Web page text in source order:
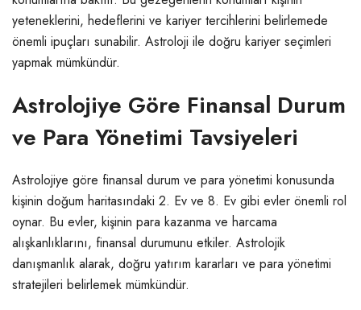
yeteneklerini, hedeflerini ve kariyer tercihlerini belirlemede
önemli ipuçları sunabilir. Astroloji ile doğru kariyer seçimleri
yapmak mümkündür.
Astrolojiye Göre Finansal Durum
ve Para Yönetimi Tavsiyeleri
Astrolojiye göre finansal durum ve para yönetimi konusunda
kişinin doğum haritasındaki 2. Ev ve 8. Ev gibi evler önemli rol
oynar. Bu evler, kişinin para kazanma ve harcama
alışkanlıklarını, finansal durumunu etkiler. Astrolojik
danışmanlık alarak, doğru yatırım kararları ve para yönetimi
stratejileri belirlemek mümkündür.